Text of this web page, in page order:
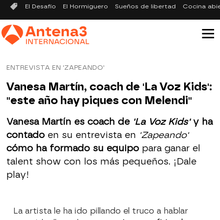
El Desafío El Hormiguero Sueños de libertad Cocina
ENTREVISTA EN 'ZAPEANDO'
Vanesa Martín, coach de 'La Voz Kids':
"este año hay piques con Melendi"
Vanesa Martín es coach de 'La Voz Kids'y ha
contadoen su entrevista en 'Zapeando'
cómo ha formado su equipopara ganar el
talent show con los más pequeños. ¡Dale
play!
La artista le ha ido pillando el truco a hablar